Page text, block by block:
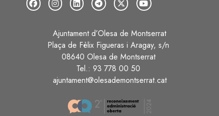
Ajuntament d’Olesa de Montserrat
Plaça de Fèlix Figueras i Aragay, s/n
08640 Olesa de Montserrat
Tel.: 93 778 00 50
ajuntament@olesademontserrat.cat
Image